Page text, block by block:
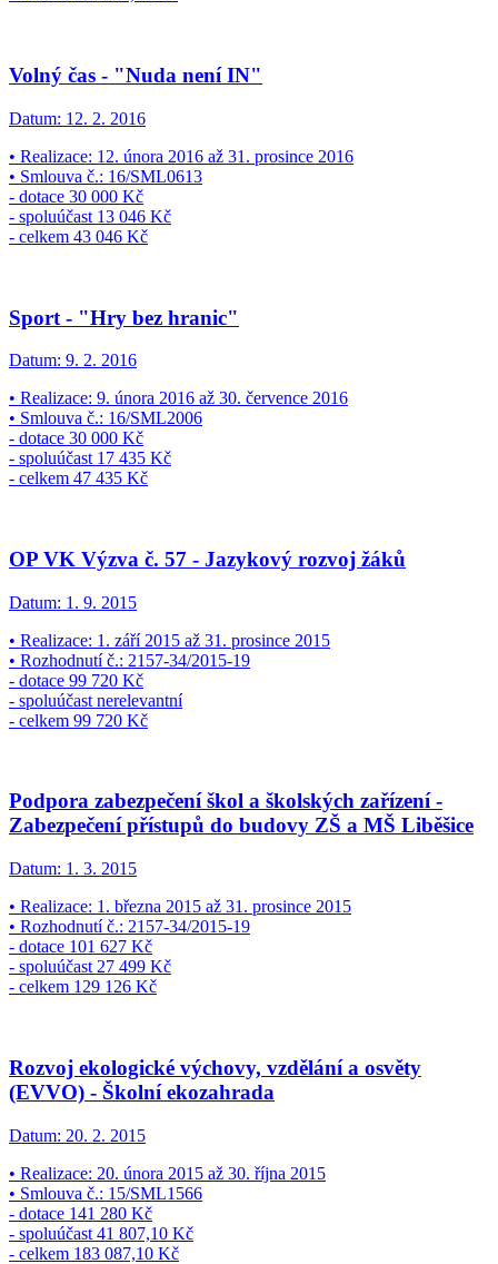
Volný čas - "Nuda není IN"
Datum: 12. 2. 2016
• Realizace: 12. února 2016 až 31. prosince 2016
• Smlouva č.: 16/SML0613
- dotace 30 000 Kč
- spoluúčast 13 046 Kč
- celkem 43 046 Kč
Sport - "Hry bez hranic"
Datum: 9. 2. 2016
• Realizace: 9. února 2016 až 30. července 2016
• Smlouva č.: 16/SML2006
- dotace 30 000 Kč
- spoluúčast 17 435 Kč
- celkem 47 435 Kč
OP VK Výzva č. 57 - Jazykový rozvoj žáků
Datum: 1. 9. 2015
• Realizace: 1. září 2015 až 31. prosince 2015
• Rozhodnutí č.: 2157-34/2015-19
- dotace 99 720 Kč
- spoluúčast nerelevantní
- celkem 99 720 Kč
Podpora zabezpečení škol a školských zařízení -
Zabezpečení přístupů do budovy ZŠ a MŠ Liběšice
Datum: 1. 3. 2015
• Realizace: 1. března 2015 až 31. prosince 2015
• Rozhodnutí č.: 2157-34/2015-19
- dotace 101 627 Kč
- spoluúčast 27 499 Kč
- celkem 129 126 Kč
Rozvoj ekologické výchovy, vzdělání a osvěty
(EVVO) - Školní ekozahrada
Datum: 20. 2. 2015
• Realizace: 20. února 2015 až 30. října 2015
• Smlouva č.: 15/SML1566
- dotace 141 280 Kč
- spoluúčast 41 807,10 Kč
- celkem 183 087,10 Kč